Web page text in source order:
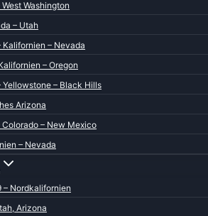
Washington
– Utah
– Nevada
– Oregon
– Black Hills
Arizona
– New Mexico
– Nevada
– Nordkalifornien
Arizona